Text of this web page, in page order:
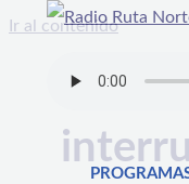
Ir al contenido